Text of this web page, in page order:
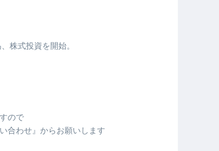
株式投資を開始。
ので
合わせ』からお願いします